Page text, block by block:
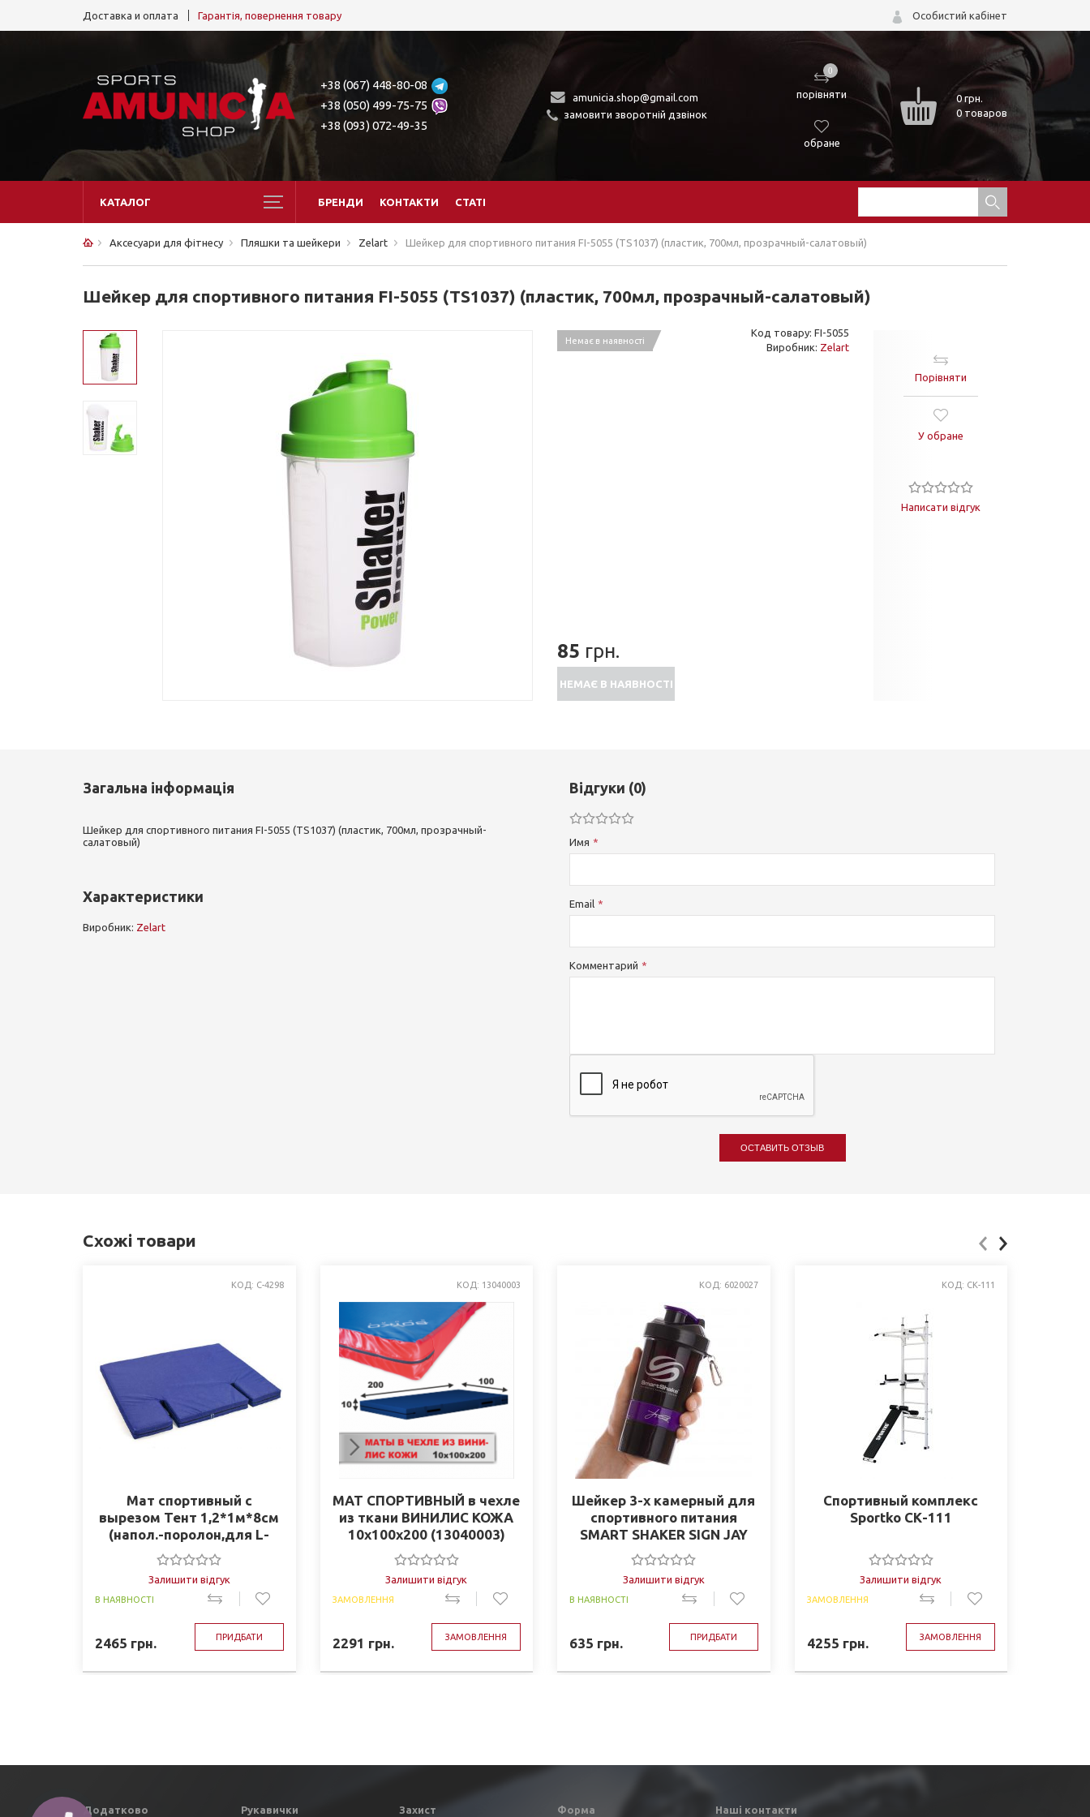
Доставка и оплата Гарантія, повернення товару Особистий кабінет
+38 (067) 448-80-08
+38 (050) 499-75-75
+38 (093) 072-49-35
amunicia.shop@gmail.com
замовити зворотній дзвінок
0
порівняти
обране
0грн.
0 товаров
КАТАЛОГ БРЕНДИ КОНТАКТИ СТАТІ
Аксесуари для фітнесу Пляшки та шейкери Zelart Шейкер для спортивного питания FI-5055 (TS1037) (пластик, 700мл, прозрачный-салатовый)
Шейкер для спортивного питания FI-5055 (TS1037) (пластик, 700мл, прозрачный-салатовый)
Немає в наявності
Код товару: FI-5055
Виробник: Zelart
85 грн.
НЕМАЄ В НАЯВНОСТІ
Порівняти
У обране
Написати відгук
Загальна інформація
Шейкер для спортивного питания FI-5055 (TS1037) (пластик, 700мл, прозрачный-
салатовый)
Характеристики
Виробник: Zelart
Відгуки (0)
Имя
Email
Комментарий
ОСТАВИТЬ ОТЗЫВ
Схожі товари
КОД: C-4298
Мат спортивный с
вырезом Тент 1,2*1м*8см
(напол.-поролон,для L-
4001,4004,4006,4007,4008,4028)
(C-4298)
Залишити відгук
В НАЯВНОСТІ
2465 грн. ПРИДБАТИ
КОД: 13040003
МАТ СПОРТИВНЫЙ в чехле
из ткани ВИНИЛИС КОЖА
10х100х200 (13040003)
Залишити відгук
ЗАМОВЛЕННЯ
2291 грн. ЗАМОВЛЕННЯ
КОД: 6020027
Шейкер 3-х камерный для
спортивного питания
SMART SHAKER SIGN JAY
CUTLER 6020027 (600мл,
чер-фио)
Залишити відгук
В НАЯВНОСТІ
635 грн. ПРИДБАТИ
КОД: СК-111
Спортивный комплекс
Sportko СК-111
Залишити відгук
ЗАМОВЛЕННЯ
4255 грн. ЗАМОВЛЕННЯ
Додатково Рукавички Захист Форма Наші контакти